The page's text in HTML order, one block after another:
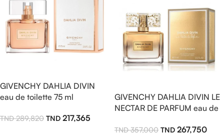
GIVENCHY DAHLIA DIVIN
eau de toilette 75 ml
289,820 217,365
GIVENCHY DAHLIA DIVIN LE
NECTAR DE PARFUM eau de
femme357,000 267,750